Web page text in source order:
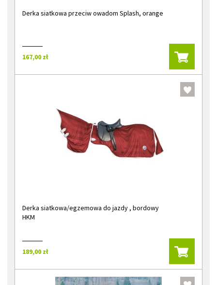
Derka siatkowa przeciw owadom Splash, orange
167,00 zł
Derka siatkowa/egzemowa do jazdy , bordowy
HKM
189,00 zł